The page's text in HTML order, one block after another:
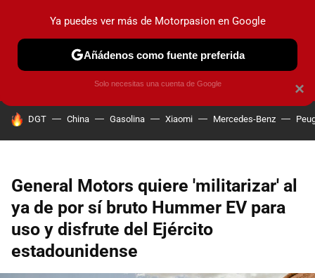
PRUEBAS COCHES ELÉCTRICOS OBSERVATORIO
HOY SE HABLA DE
DGT China Gasolina Xiaomi Mercedes-Benz
General Motors quiere 'militarizar' al
ya de por sí bruto Hummer EV para
uso y disfrute del Ejército
estadounidense
×
Ya puedes ver más de Motorpasion en Google
Añádenos como fuente preferida
Solo necesitas una cuenta de Google